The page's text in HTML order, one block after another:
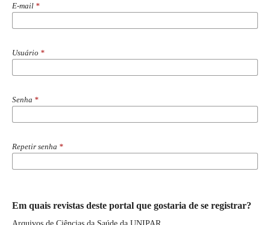
E-mail *
Usuário *
Senha *
Repetir senha *
Em quais revistas deste portal que gostaria de se registrar?